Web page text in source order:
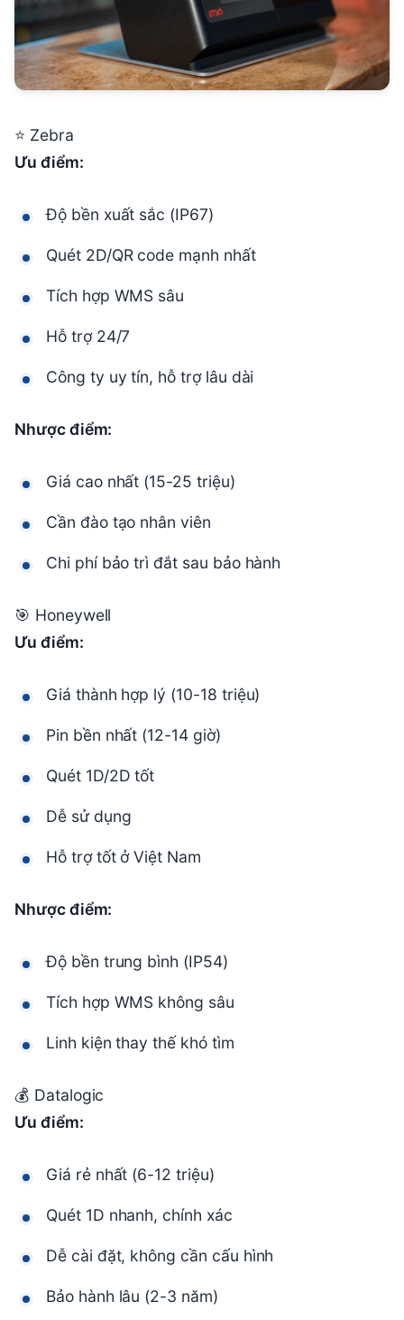
⭐ Zebra
Ưu điểm:
Độ bền xuất sắc (IP67)
Quét 2D/QR code mạnh nhất
Tích hợp WMS sâu
Hỗ trợ 24/7
Công ty uy tín, hỗ trợ lâu dài
Nhược điểm:
Giá cao nhất (15-25 triệu)
Cần đào tạo nhân viên
Chi phí bảo trì đắt sau bảo hành
🎯 Honeywell
Ưu điểm:
Giá thành hợp lý (10-18 triệu)
Pin bền nhất (12-14 giờ)
Quét 1D/2D tốt
Dễ sử dụng
Hỗ trợ tốt ở Việt Nam
Nhược điểm:
Độ bền trung bình (IP54)
Tích hợp WMS không sâu
Linh kiện thay thế khó tìm
💰 Datalogic
Ưu điểm:
Giá rẻ nhất (6-12 triệu)
Quét 1D nhanh, chính xác
Dễ cài đặt, không cần cấu hình
Bảo hành lâu (2-3 năm)